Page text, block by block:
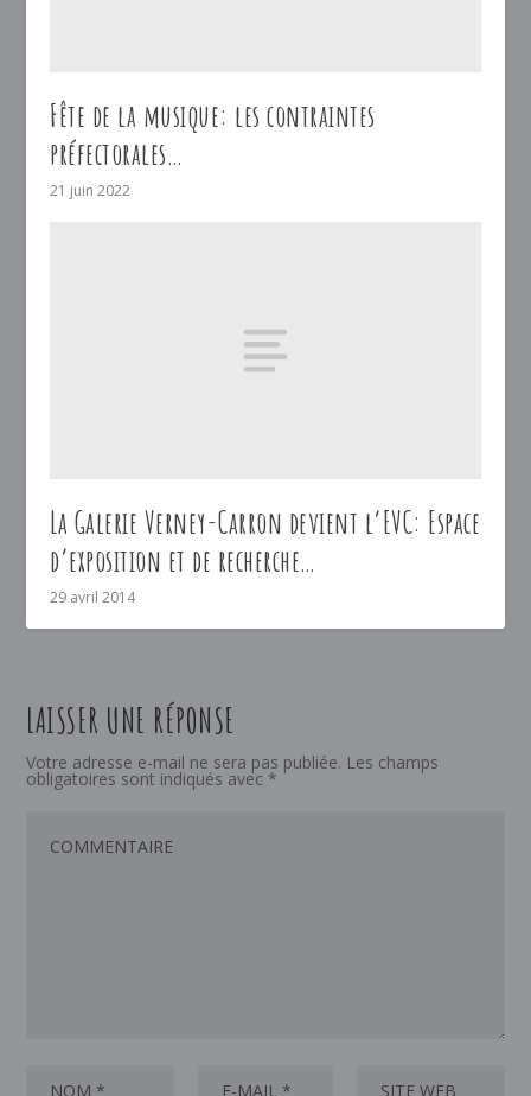
Fête de la musique: les contraintes
préfectorales…
21 juin 2022
La Galerie Verney-Carron devient l’EVC: Espace
d’exposition et de recherche…
29 avril 2014
LAISSER UNE RÉPONSE
Votre adresse e-mail ne sera pas publiée. Les champs
obligatoires sont indiqués avec *